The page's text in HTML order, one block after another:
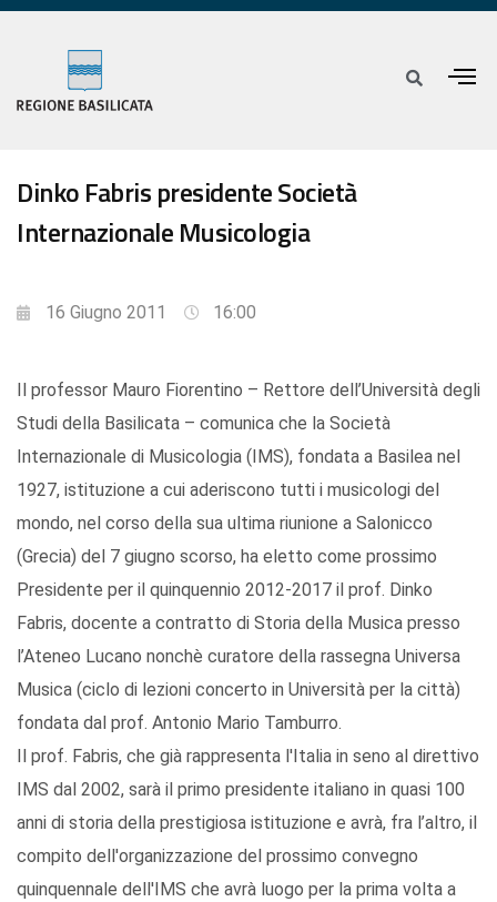
Dinko Fabris presidente Società
Internazionale Musicologia
16 Giugno 2011 16:00
Il professor Mauro Fiorentino – Rettore dell’Università degli
Studi della Basilicata – comunica che la Società
Internazionale di Musicologia (IMS), fondata a Basilea nel
1927, istituzione a cui aderiscono tutti i musicologi del
mondo, nel corso della sua ultima riunione a Salonicco
(Grecia) del 7 giugno scorso, ha eletto come prossimo
Presidente per il quinquennio 2012-2017 il prof. Dinko
Fabris, docente a contratto di Storia della Musica presso
l’Ateneo Lucano nonchè curatore della rassegna Universa
Musica (ciclo di lezioni concerto in Università per la città)
fondata dal prof. Antonio Mario Tamburro.
Il prof. Fabris, che già rappresenta l'Italia in seno al direttivo
IMS dal 2002, sarà il primo presidente italiano in quasi 100
anni di storia della prestigiosa istituzione e avrà, fra l’altro, il
compito dell'organizzazione del prossimo convegno
quinquennale dell'IMS che avrà luogo per la prima volta a